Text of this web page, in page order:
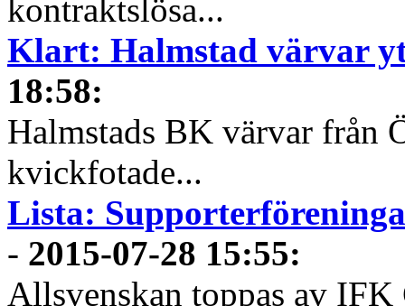
kontraktslösa...
Klart: Halmstad värvar
18:58:
Halmstads BK värvar från
kvickfotade...
Lista:
- 2015-07-28 15:55:
Allsvenskan toppas av